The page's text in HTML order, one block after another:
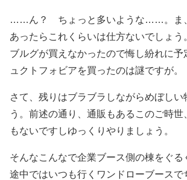
……ん？ ちょっと多いような……。ま
あったらこれくらいは仕方ないでしょう
ブルグが買えなかったので悔し紛れに予
ュクトフォビアを買ったのは謎ですが。
さて、残りはブラブラしながらめぼしい
う。前述の通り、通販もあるこのご時
もないですしゆっくりやりましょう。
そんなこんなで企業ブース側の棟をぐる
途中ではいつも行くワンドローブースで